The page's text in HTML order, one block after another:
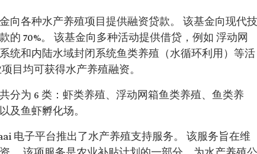
向各种水产养殖项目提供融资贷款。 该基金向现代技
的 70%。 该基金向多种活动提供借贷，例如 浮动网
统和内陆水域封闭系统鱼类养殖（水循环利用）等活
目均可获得水产养殖融资。
分为 6 类：虾类养殖、浮动网箱鱼类养殖、鱼类养
及鱼虾孵化场。
电子平台推出了水产养殖支持服务。 该服务旨在维